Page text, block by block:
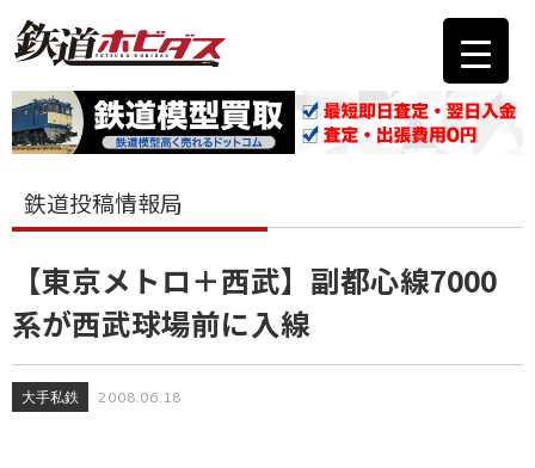
鉄道投稿情報局
【東京メトロ＋西武】副都心線7000
系が西武球場前に入線
大手私鉄 2008.06.18